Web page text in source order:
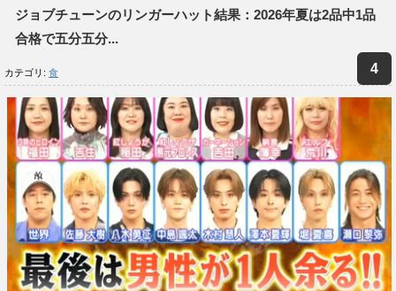
ジョブチューンのリンガーハット結果：2026年夏は2品中1品
合格で五分五分...
カテゴリ: 食